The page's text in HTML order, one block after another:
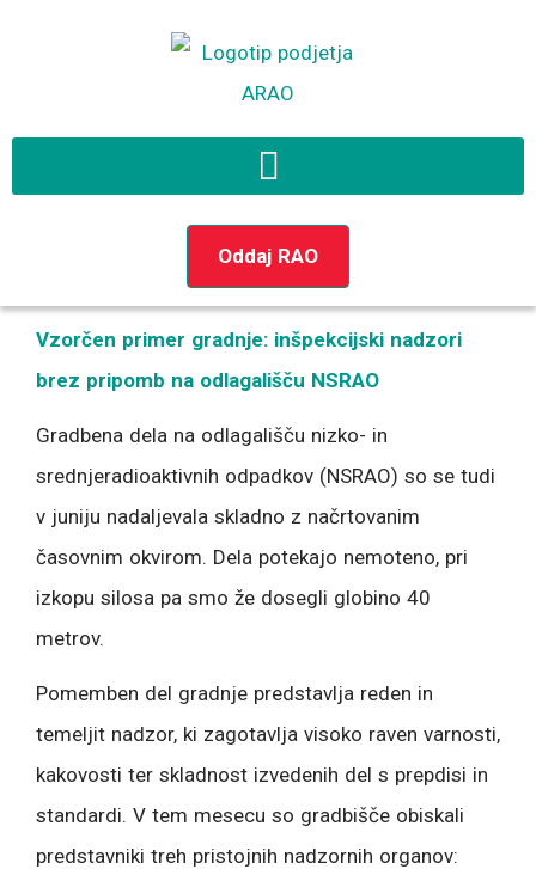
Oddaj RAO
Vzorčen primer gradnje: inšpekcijski nadzori
brez pripomb na odlagališču NSRAO
Gradbena dela na odlagališču nizko- in
srednjeradioaktivnih odpadkov (NSRAO) so se tudi
v juniju nadaljevala skladno z načrtovanim
časovnim okvirom. Dela potekajo nemoteno, pri
izkopu silosa pa smo že dosegli globino 40
metrov.
Pomemben del gradnje predstavlja reden in
temeljit nadzor, ki zagotavlja visoko raven varnosti,
kakovosti ter skladnost izvedenih del s prepdisi in
standardi. V tem mesecu so gradbišče obiskali
predstavniki treh pristojnih nadzornih organov: